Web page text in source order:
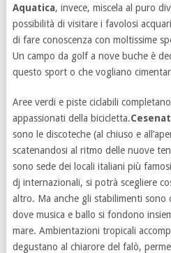
Aquatica, invece, miscela al puro
possibilità di visitare i favolosi
di fare conoscenza con moltissime
Un campo da golf a nove buche è
questo sport o che vogliano
Aree verdi e piste ciclabili
appassionati della bicicletta.
sono le discoteche (al chiuso e
scatenandosi al ritmo delle nuove
sono sede dei locali italiani più
dj internazionali, si potrà scegliere
altro. Ma anche gli stabilimenti sono
dove musica e ballo si fondono
mare. Ambientazioni tropicali
degustano al chiarore del falò,